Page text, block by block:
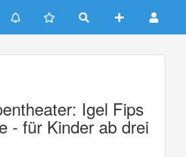
Igel Fips
- für Kinder ab drei